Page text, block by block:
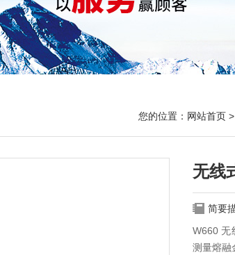
您的位置： 网站首页 >
无线
简要
W660 无
测量熔融